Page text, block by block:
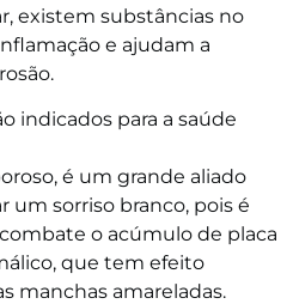
existem substâncias no
e ajudam a
indicados para a saúde
é um grande aliado
um sorriso branco, pois é
o acúmulo de placa
que tem efeito
manchas amareladas.